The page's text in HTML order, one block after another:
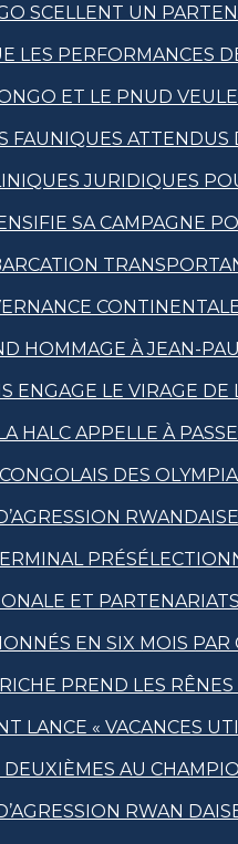
SCELLENT UN
LES PERFORMANCES
ET LE PNUD
ATTENDUS
JURIDIQUES
SA CAMPAGNE
HOMMAGE À JEAN-
ENGAGE LE VIRAGE DE
HALC APPELLE À
DES
ET
EN SIX MOIS PAR
PREND LES
LANCE « VACANCES
AU
RWAN